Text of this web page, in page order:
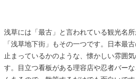
浅草には「最古」と言われている観光名所
「浅草地下街」もその一つです。日本最
止まっているかのような、懐かしい雰囲
す。目立つ看板がある理容店や忍者バー